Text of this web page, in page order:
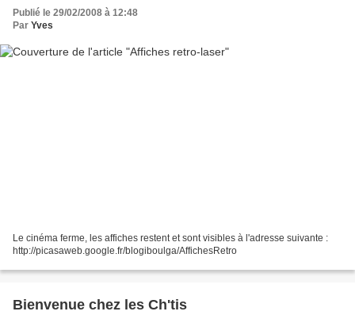
Publié le 29/02/2008 à 12:48
Par Yves
Le cinéma ferme, les affiches restent et sont visibles à l'adresse suivante :
http://picasaweb.google.fr/blogiboulga/AffichesRetro
Bienvenue chez les Ch'tis